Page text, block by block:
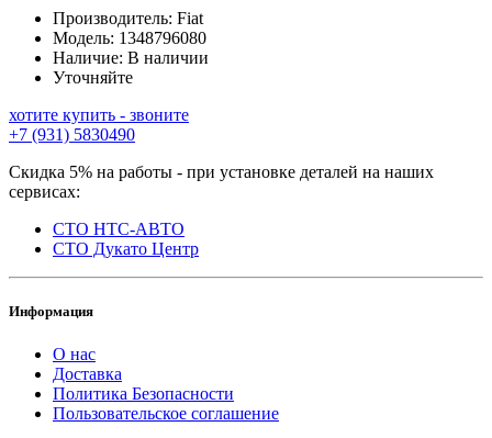
Производитель: Fiat
Модель: 1348796080
Наличие: В наличии
Уточняйте
хотите купить - звоните
+7 (931) 5830490
Скидка 5% на работы - при установке деталей на наших
сервисах:
СТО НТС-АВТО
СТО Дукато Центр
Информация
О нас
Доставка
Политика Безопасности
Пользовательское соглашение